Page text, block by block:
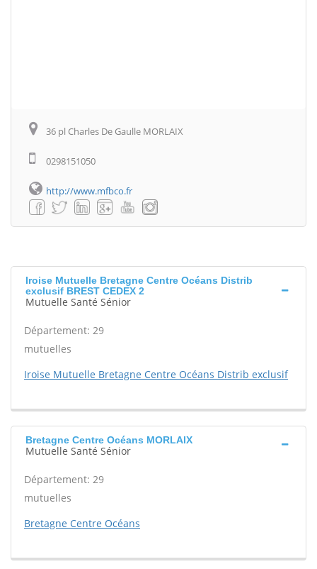
36 pl Charles De Gaulle MORLAIX
0298151050
http://www.mfbco.fr
Iroise Mutuelle Bretagne Centre Océans Distrib
exclusif BREST CEDEX 2
Mutuelle Santé Sénior
Département: 29
mutuelles
Iroise Mutuelle Bretagne Centre Océans Distrib exclusif
Bretagne Centre Océans MORLAIX
Mutuelle Santé Sénior
Département: 29
mutuelles
Bretagne Centre Océans